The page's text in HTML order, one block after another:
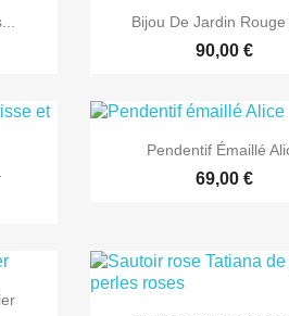
 Aperçu
Bijou De Jardin Rouge
90,00 €
 Aperçu
Pendentif Émaillé
69,00 €